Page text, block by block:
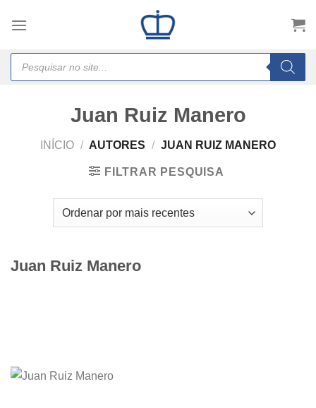
Products
search
Juan Ruiz Manero
INÍCIO / AUTORES / JUAN RUIZ MANERO
FILTRAR PESQUISA
Juan Ruiz Manero